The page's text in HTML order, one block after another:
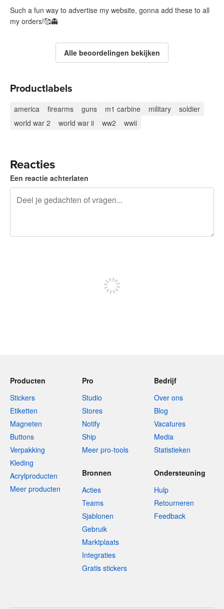
Such a fun way to advertise my website, gonna add these to all
my orders!🥰👻
Alle beoordelingen bekijken
Productlabels
america firearms guns m1 carbine military
soldier
world war 2
world war ii ww2 wwii
Reacties
Een reactie achterlaten
Producten
Stickers
Etiketten
Magneten
Buttons
Verpakking
Kleding
Acrylproducten
Meer producten
Pro
Studio
Stores
Notify
Ship
Meer pro-tools
Bedrijf
Over ons
Blog
Vacatures
Media
Statistieken
Bronnen
Acties
Teams
Sjablonen
Gebruik
Marktplaats
Integraties
Gratis stickers
Ondersteuning
Hulp
Retourneren
Feedback